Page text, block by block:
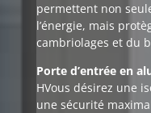
permettent non
l’énergie, mais
cambriolages et du
Porte d’entrée en
HVous désirez une
une sécurité